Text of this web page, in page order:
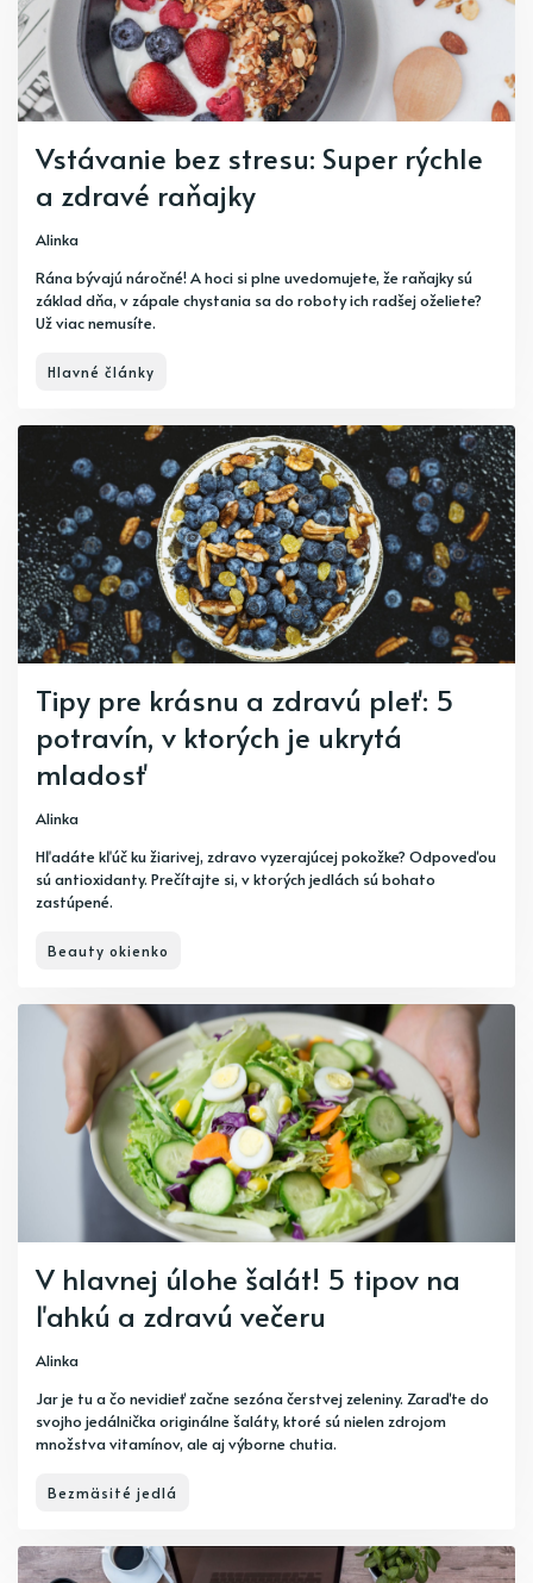
Vstávanie bez stresu: Super rýchle
a zdravé raňajky
Alinka
Rána bývajú náročné! A hoci si plne uvedomujete, že raňajky sú
základ dňa, v zápale chystania sa do roboty ich radšej oželiete?
Už viac nemusíte.
Hlavné články
Tipy pre krásnu a zdravú pleť: 5
potravín, v ktorých je ukrytá
mladosť
Alinka
Hľadáte kľúč ku žiarivej, zdravo vyzerajúcej pokožke? Odpoveďou
sú antioxidanty. Prečítajte si, v ktorých jedlách sú bohato
zastúpené.
Beauty okienko
V hlavnej úlohe šalát! 5 tipov na
ľahkú a zdravú večeru
Alinka
Jar je tu a čo nevidieť začne sezóna čerstvej zeleniny. Zaraďte do
svojho jedálnička originálne šaláty, ktoré sú nielen zdrojom
množstva vitamínov, ale aj výborne chutia.
Bezmäsité jedlá